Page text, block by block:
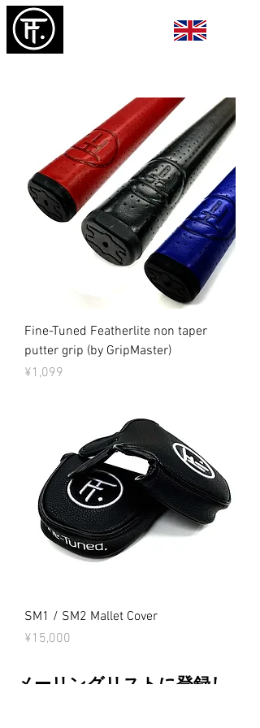
Fine-Tuned Featherlite non taper
putter grip (by GripMaster)
Price
¥1,099
SM1 / SM2 Mallet Cover
Price
¥15,000
メーリングリストに登録し